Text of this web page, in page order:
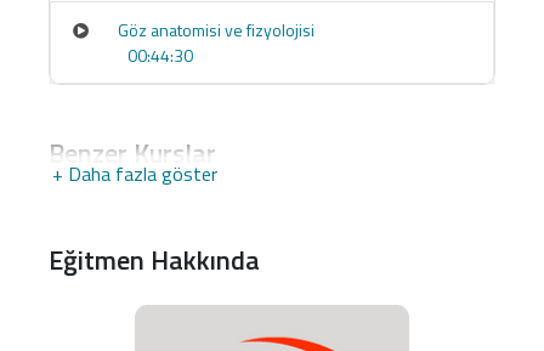
Göz anatomisi ve fizyolojisi
00:44:30
+ Daha fazla göster
Benzer Kurslar
Eğitmen Hakkında